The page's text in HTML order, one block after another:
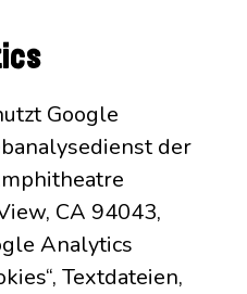
Google
der
CA 94043,
Analytics
Textdateien,